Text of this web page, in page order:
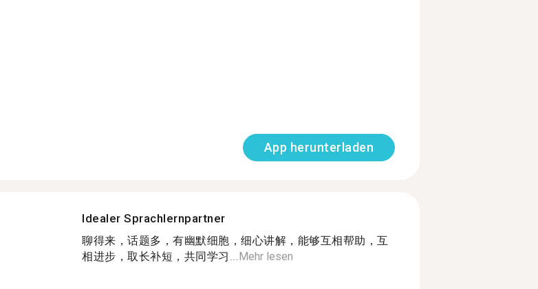
App herunterladen
Idealer Sprachlernpartner
聊得来，话题多，有幽默细胞，细心讲解，能够互相帮助，互
相进步，取长补短，共同学习...Mehr lesen